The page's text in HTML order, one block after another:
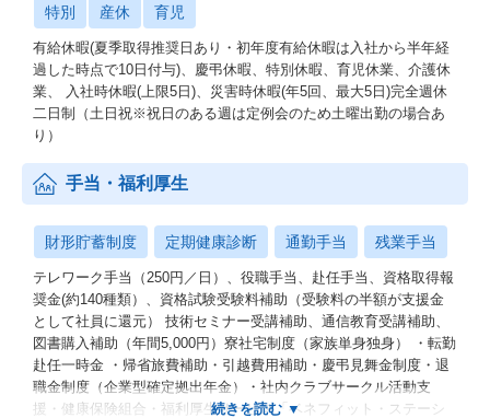
特別 産休 育児
有給休暇(夏季取得推奨日あり・初年度有給休暇は入社から半年経
過した時点で10日付与)、慶弔休暇、特別休暇、育児休業、介護休
業、 入社時休暇(上限5日)、災害時休暇(年5回、最大5日)完全週休
二日制（土日祝※祝日のある週は定例会のため土曜出勤の場合あ
り）
手当・福利厚生
財形貯蓄制度 定期健康診断 通勤手当 残業手当
テレワーク手当（250円／日）、役職手当、赴任手当、資格取得報
奨金(約140種類）、資格試験受験料補助（受験料の半額が支援金
として社員に還元） 技術セミナー受講補助、通信教育受講補助、
図書購入補助（年間5,000円）寮社宅制度（家族単身独身） ・転勤
赴任一時金 ・帰省旅費補助・引越費用補助・慶弔見舞金制度・退
職金制度（企業型確定拠出年金）・社内クラブサークル活動支
援・健康保険組合・福利厚生サービス「ベネフィット・ステーシ